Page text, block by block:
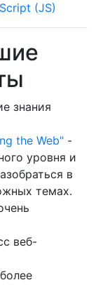
(JS)
знания
the Web" -
уровня и
в
темах.
веб-